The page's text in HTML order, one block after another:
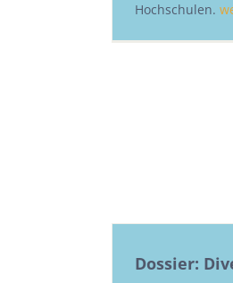
Hochschulen.
Dossier: